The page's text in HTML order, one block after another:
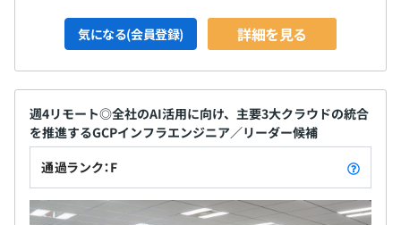
気になる(会員登録) 詳細を見る
週4リモート◎全社のAI活用に向け、主要3大クラウドの統合
を推進するGCPインフラエンジニア／リーダー候補
通過ランク：F